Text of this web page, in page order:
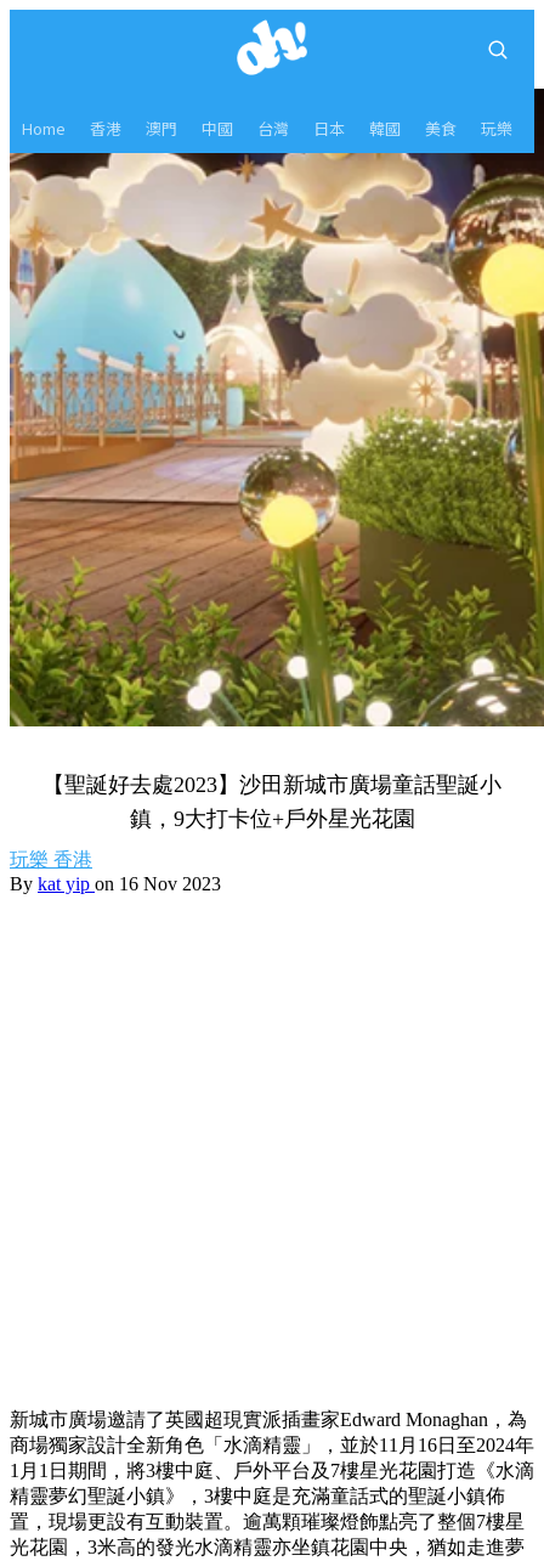
Home 香港 澳門 中國 台灣 日本 韓國 美食 玩樂
【聖誕好去處2023】沙田新城市廣場童話聖誕小
鎮，9大打卡位+戶外星光花園
玩樂 香港
By kat yip on 16 Nov 2023
新城市廣場邀請了英國超現實派插畫家Edward Monaghan，為
商場獨家設計全新角色「水滴精靈」，並於11月16日至2024年
1月1日期間，將3樓中庭、戶外平台及7樓星光花園打造《水滴
精靈夢幻聖誕小鎮》，3樓中庭是充滿童話式的聖誕小鎮佈
置，現場更設有互動裝置。逾萬顆璀璨燈飾點亮了整個7樓星
光花園，3米高的發光水滴精靈亦坐鎮花園中央，猶如走進夢